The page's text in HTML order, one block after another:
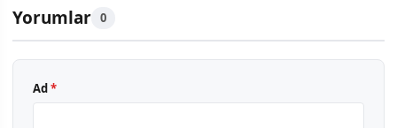
Yorumlar 0
Ad*